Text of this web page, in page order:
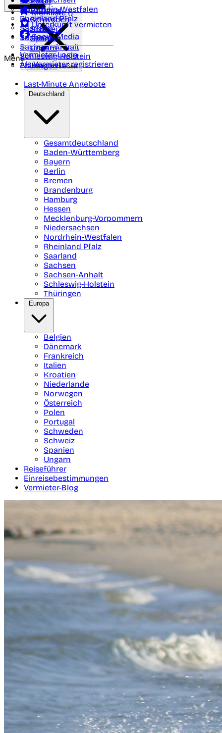
Nordrhein-Westfalen
Rheinland Pfalz
Saarland
Sachsen
Sachsen-Anhalt
Schleswig-Holstein
Thüringen
Portugal
Schweden
Schweiz
Spanien
Ungarn
Merkliste ()
Unterkunft vermieten
Social Media
Vermieter-Login
Als Vermieter registrieren
Menü
Menü schließen
Last-Minute Angebote
Deutschland
Gesamtdeutschland
Baden-Württemberg
Bayern
Berlin
Bremen
Brandenburg
Hamburg
Hessen
Mecklenburg-Vorpommern
Niedersachsen
Nordrhein-Westfalen
Rheinland Pfalz
Saarland
Sachsen
Sachsen-Anhalt
Schleswig-Holstein
Thüringen
Europa
Belgien
Dänemark
Frankreich
Italien
Kroatien
Niederlande
Norwegen
Österreich
Polen
Portugal
Schweden
Schweiz
Spanien
Ungarn
Reiseführer
Einreisebestimmungen
Vermieter-Blog